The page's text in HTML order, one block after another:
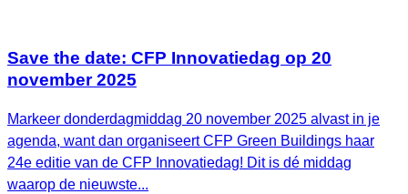
Save the date: CFP Innovatiedag op 20
november 2025
Markeer donderdagmiddag 20 november 2025 alvast in je
agenda, want dan organiseert CFP Green Buildings haar
24e editie van de CFP Innovatiedag! Dit is dé middag
waarop de nieuwste...